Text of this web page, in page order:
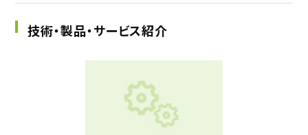
技術・製品・サービス紹介